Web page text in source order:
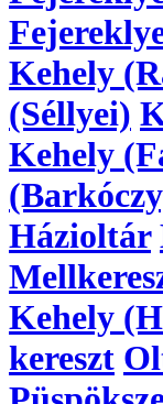
Kehely
(Séllyei)
Kehely
Házioltár
Kehely
kereszt